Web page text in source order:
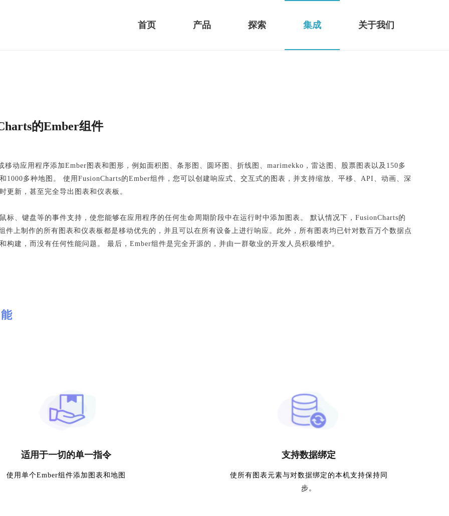
首页 产品 探索 集成 关于我们
的Ember组件
移动应用程序添加Ember图表和图形，例如面积图、条形图、圆环图、折线图、marimekko，雷达图、股票图表以及150多
1000多种地图。 使用FusionCharts的Ember组件，您可以创建响应式、交互式的图表，并支持缩放、平移、API、动画、深
更新，甚至完全导出图表和仪表板。
标、键盘等的事件支持，使您能够在应用程序的任何生命周期阶段中在运行时中添加图表。 默认情况下，FusionCharts的
件上制作的所有图表和仪表板都是移动优先的，并且可以在所有设备上进行响应。此外，所有图表均已针对数百万个数据点
构建，而没有任何性能问题。 最后，Ember组件是完全开源的，并由一群敬业的开发人员积极维护。
适用于一切的单一指令
使用单个Ember组件添加图表和地图
支持数据绑定
使所有图表元素与对数据绑定的本机支持保持同
步。